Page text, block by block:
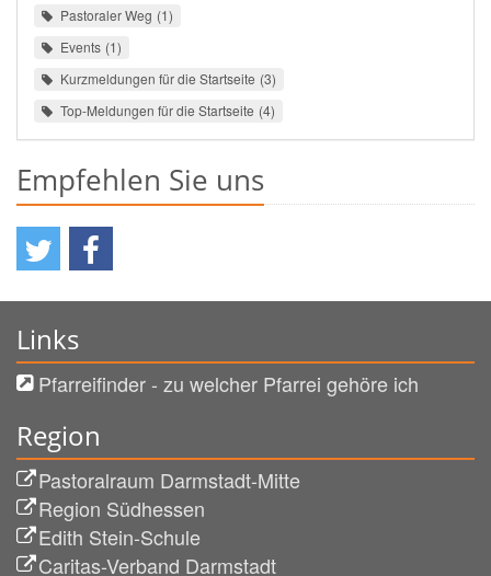
Pastoraler Weg 1
Events 1
Kurzmeldungen für die Startseite 3
Top-Meldungen für die Startseite 4
Empfehlen Sie uns
Links
Pfarreifinder - zu welcher Pfarrei gehöre ich
Region
Pastoralraum Darmstadt-Mitte
Region Südhessen
Edith Stein-Schule
Caritas-Verband Darmstadt